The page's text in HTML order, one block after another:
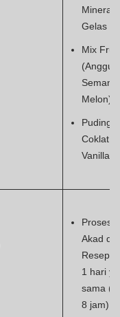
Mineral
Gelas
Mix Fruit
(Anggur,
Melon)
Puding
Coklat
Vanilla
Prosesi
Akad
Resepsi
1 hari
sama
8 jam)